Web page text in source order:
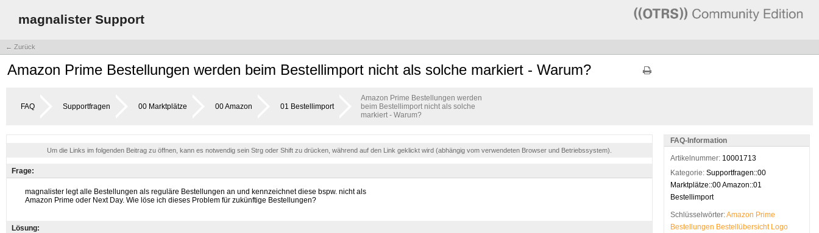
magnalister Support
← Zurück
Amazon Prime Bestellungen werden beim Bestellimport nicht als solche markiert - Warum?
FAQ Supportfragen 00 Marktplätze 00 Amazon 01 Bestellimport
Amazon Prime Bestellungen werden
beim Bestellimport nicht als solche
markiert - Warum?
Um die Links im folgenden Beitrag zu öffnen, kann es notwendig sein Strg oder Shift zu drücken, während auf den Link geklickt wird (abhängig vom verwendeten Browser und Betriebssystem).
Frage:
Lösung:
FAQ-Information
Artikelnummer: 10001713
Kategorie: Supportfragen::00
Marktplätze::00 Amazon::01
Bestellimport
Schlüsselwörter:Amazon Prime
Bestellungen Bestellübersicht Logo